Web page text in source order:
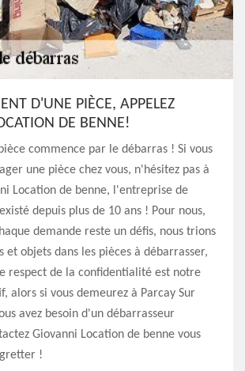
D'UNE PIÈCE, APPELEZ
DE BENNE!
commence par le débarras ! Si vous
une pièce chez vous, n'hésitez pas à
Location de benne, l'entreprise de
depuis plus de 10 ans ! Pour nous,
demande reste un défis, nous trions
et objets dans les pièces à débarrasser,
respect de la confidentialité est notre
alors si vous demeurez à Parcay Sur
avez besoin d'un débarrasseur
Giovanni Location de benne vous
!